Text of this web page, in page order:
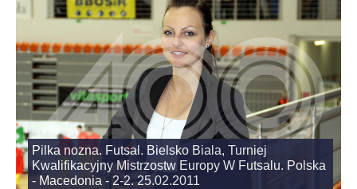
Pilka nozna. Futsal. Bielsko Biala, Turniej
Kwalifikacyjny Mistrzostw Europy W Futsalu. Polska
- Macedonia - 2-2. 25.02.2011